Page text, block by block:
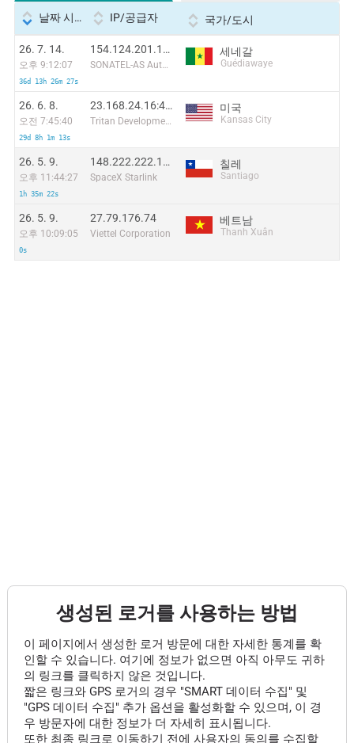
날짜 시간 IP/공급자 국가/도시
26. 7. 14.
오후 9:12:07
36d 13h 26m 27s
154.124.201.137:50072
SONATEL-AS Autonomous System
세네갈
Guédiawaye
26. 6. 8.
오전 7:45:40
29d 8h 1m 13s
23.168.24.16:49360
Tritan Development
미국
Kansas City
26. 5. 9.
오후 11:44:27
1h 35m 22s
148.222.222.178
SpaceX Starlink
칠레
Santiago
26. 5. 9.
오후 10:09:05
0s
27.79.176.74
Viettel Corporation
베트남
Thanh Xuân
생성된 로거를 사용하는 방법
이 페이지에서 생성한 로거 방문에 대한 자세한 통계를 확
인할 수 있습니다. 여기에 정보가 없으면 아직 아무도 귀하
의 링크를 클릭하지 않은 것입니다.
짧은 링크와 GPS 로거의 경우 "SMART 데이터 수집" 및
"GPS 데이터 수집" 추가 옵션을 활성화할 수 있으며, 이 경
우 방문자에 대한 정보가 더 자세히 표시됩니다.
또한 최종 링크로 이동하기 전에 사용자의 동의를 수집할